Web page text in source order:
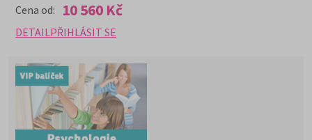
Cena od: 10 560 Kč
DETAILPŘIHLÁSIT SE